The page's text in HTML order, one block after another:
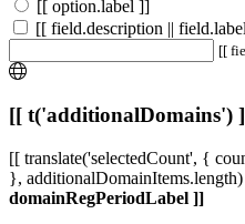
[[ option.label ]]
[[ field.description ||
[[
[[ t('additionalDomains')
[[ translate('selectedCount', {
},
domainRegPeriodLabel ]]